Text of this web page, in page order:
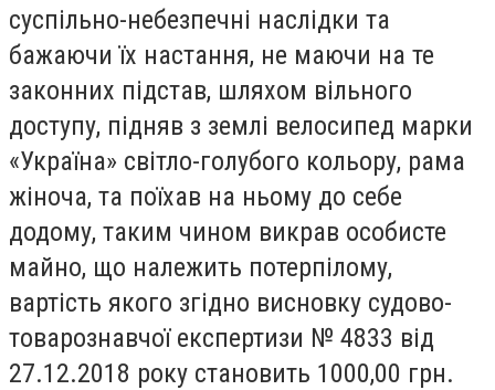
суспільно-небезпечні наслідки та
бажаючи їх настання, не маючи на те
законних підстав, шляхом вільного
доступу, підняв з землі велосипед марки
«Україна» світло-голубого кольору, рама
жіноча, та поїхав на ньому до себе
додому, таким чином викрав особисте
майно, що належить потерпілому,
вартість якого згідно висновку судово-
товарознавчої експертизи № 4833 від
27.12.2018 року становить 1000,00 грн.